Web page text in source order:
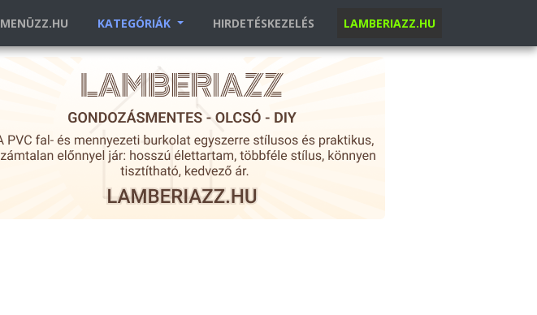
MENÜZZ.HU KATEGÓRIÁK HIRDETÉSKEZELÉS LAMBERIAZZ.HU